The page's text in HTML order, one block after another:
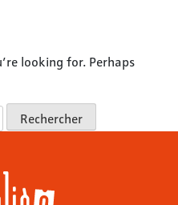
looking for. Perhaps